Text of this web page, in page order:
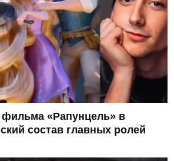
«Рапунцель» в
состав главных ролей